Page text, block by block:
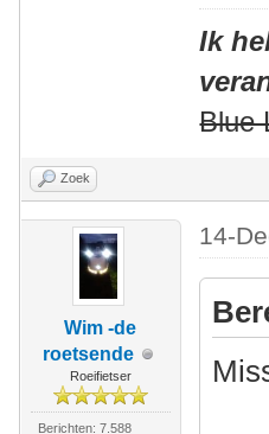
Ik
Blue
Zoek
Wim -de
roetsende
Roeifietser
Berichten: 7.588
14-